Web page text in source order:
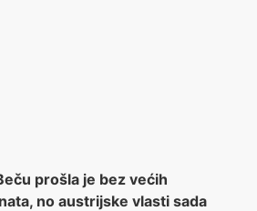
prošla je bez većih
no austrijske vlasti sada